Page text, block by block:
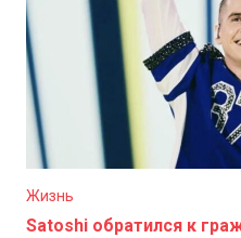
Жизнь
Satoshi обратился к